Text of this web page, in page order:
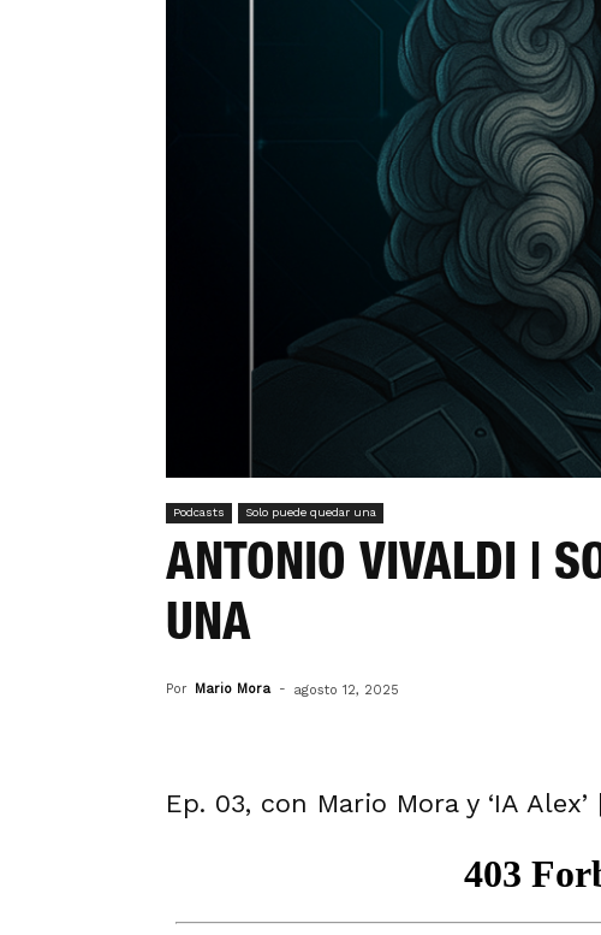
Podcasts Solo puede quedar una
ANTONIO VIVALDI |
UNA
Por Mario Mora - agosto 12, 2025
Ep. 03, con Mario Mora y ‘IA